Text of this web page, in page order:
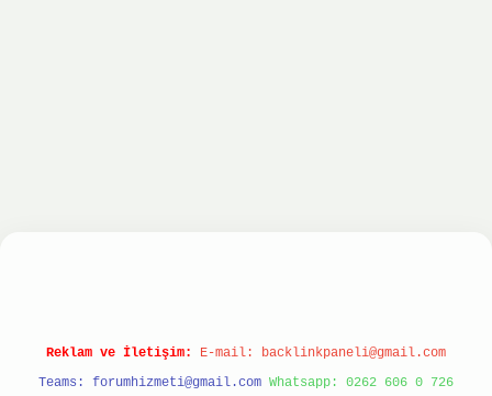
Reklam ve İletişim: E-mail: backlinkpaneli@gmail.com
Teams: forumhizmeti@gmail.com Whatsapp: 0262 606 0 726